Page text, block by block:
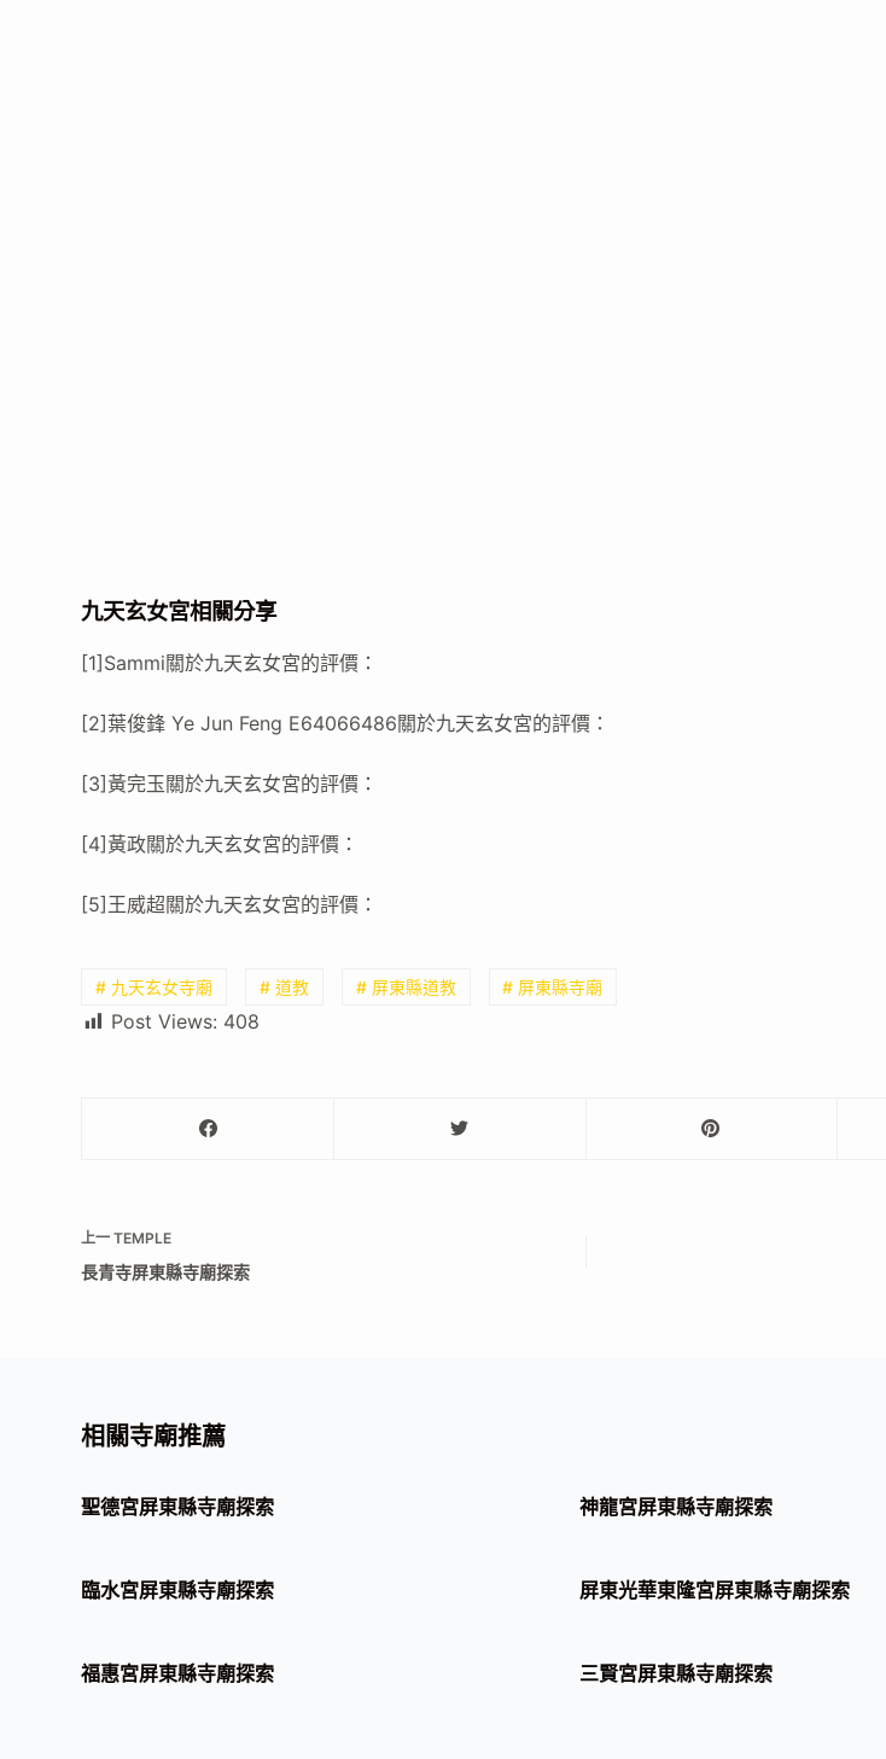
九天玄女宮相關分享
[1]Sammi關於九天玄女宮的評價：
[2]葉俊鋒 Ye Jun Feng E64066486關於九天玄女宮的評價：
[3]黃完玉關於九天玄女宮的評價：
[4]黃政關於九天玄女宮的評價：
[5]王威超關於九天玄女宮的評價：
# 九天玄女寺廟 # 道教 # 屏東縣道教 # 屏東縣寺廟
Post Views: 408
上一TEMPLE
長青寺屏東縣寺廟探索
相關寺廟推薦
聖德宮屏東縣寺廟探索 神龍宮屏東縣寺廟探索
臨水宮屏東縣寺廟探索 屏東光華東隆宮屏東縣寺廟探索
福惠宮屏東縣寺廟探索 三賢宮屏東縣寺廟探索